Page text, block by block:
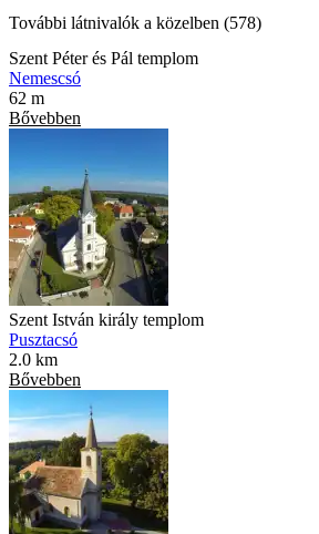
További látnivalók a közelben (578)
Szent Péter és Pál templom
Nemescsó
62 m
Bővebben
Szent István király templom
Pusztacsó
2.0 km
Bővebben